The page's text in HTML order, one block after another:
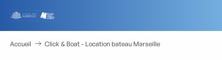
contenu
principal
Accueil Click & Boat - Location bateau Marseille